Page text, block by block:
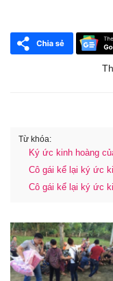
Từ khóa:
Ký ức kinh hoàng
Cô gái kể lại ký ức
Cô gái kể lại ký ức